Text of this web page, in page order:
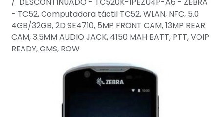
- TC52, Computadora táctil TC52, WLAN, NFC, 5.0
4GB/32GB, 2D SE4710, 5MP FRONT CAM, 13MP REAR
CAM, 3.5MM AUDIO JACK, 4150 MAH BATT, PTT, VOIP
READY, GMS, ROW